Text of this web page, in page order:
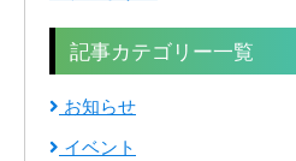
記事カテゴリー一覧
お知らせ
イベント